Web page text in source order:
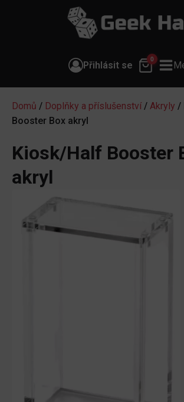
Přihlásit se
0
Domů / Doplňky a příslušenství / Akryly /
Booster Box akryl
Kiosk/Half Booster
akryl